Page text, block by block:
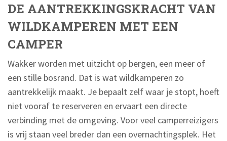
DE AANTREKKINGSKRACHT VAN
WILDKAMPEREN MET EEN
CAMPER
Wakker worden met uitzicht op bergen, een meer of
een stille bosrand. Dat is wat wildkamperen zo
aantrekkelijk maakt. Je bepaalt zelf waar je stopt, hoeft
niet vooraf te reserveren en ervaart een directe
verbinding met de omgeving. Voor veel camperreizigers
is vrij staan veel breder dan een overnachtingsplek. Het